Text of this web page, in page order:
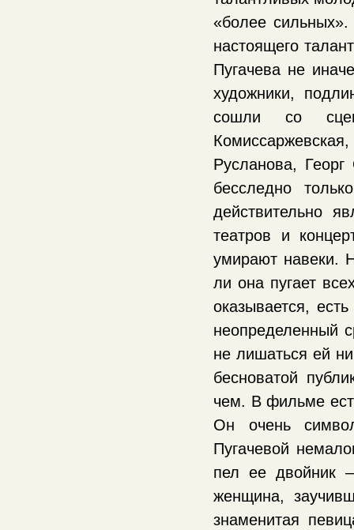
«более
настоящего
Пугачева не
художники,
сошли со
Русланова,
бесследно
действительно
театров и
умирают навеки.
ли она пугает
оказывается,
неопределенный
не лишаться ей
бесноватой
чем. В фильме
Он очень
Пугачевой
пел ее двойник
женщина,
знаменитая